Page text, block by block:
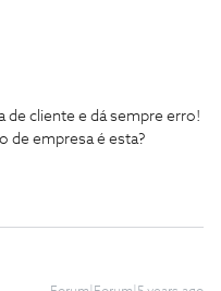
de cliente e dá sempre erro!
de empresa é esta?